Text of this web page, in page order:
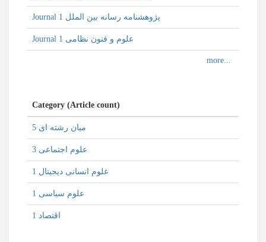
Journal پژوهشنامه رسانه بین الملل 1
Journal علوم و فنون نظامی 1
Category (Article count)
میان رشته ای 5
علوم اجتماعی 3
علوم انسانی دیجیتال 1
علوم سیاسی 1
اقتصاد 1